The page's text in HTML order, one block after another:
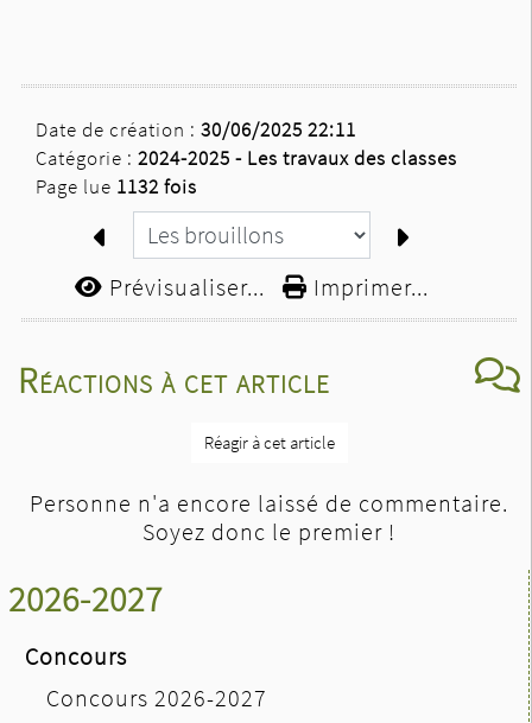
2026-2027
Concours
Concours 2026-2027
Date de création : 30/06/2025 22:11
Catégorie : 2024-2025 - Les travaux des classes
Page lue 1132 fois
Prévisualiser... Imprimer...
Réactions à cet article
Réagir à cet article
Personne n'a encore laissé de commentaire.
Soyez donc le premier !